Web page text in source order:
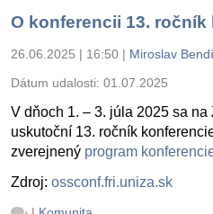
O konferencii 13.
26.06.2025 | 16:50 | Miroslav
Dátum udalosti: 01.07.2025
V dňoch 1. – 3. júla 2025 sa
uskutoční 13. ročník
zverejnený program
Zdroj: ossconf.fri.uniza.sk